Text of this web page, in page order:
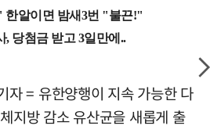
자 = 유한양행이 지속 가능한 다
지방 감소 유산균을 새롭게 출